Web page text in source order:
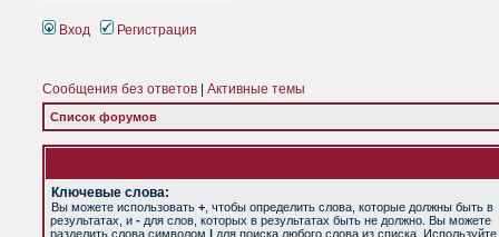
Вход Регистрация
Сообщения без ответов Активные темы
Список форумов
Ключевые слова:
Вы можете использовать + , чтобы определить слова, которые должны быть в
результатах, и - для слов, которых в результатах быть не должно. Вы можете
разделить слова символом | для поиска любого слова из списка. Используйте